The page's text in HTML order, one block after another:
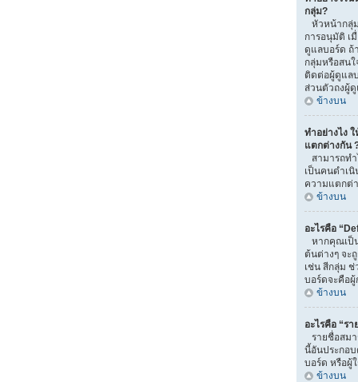
กลุ่ม?
หัวหน้ากลุ่
การอนุมัติ เ
ดูแลบอร์ด ถ้
กลุ่มหรือสน
ติดต่อผู้ดูแล
ส่วนตัวถงผู้
ข้างบน
ทำอย่างไง
แตกต่างกัน
สามารถท
เป็นคนดำเนิ
ความแตกต่
ข้างบน
อะไรคือ
หากคุณเป็
ต้นต่างๆ จะ
เช่น สีกลุ่ม
บอร์ดจะคือ
ข้างบน
อะไรคือ “ร
รายชื่อสม
นี้อันประกอ
บอร์ด หรือผู้
ข้างบน